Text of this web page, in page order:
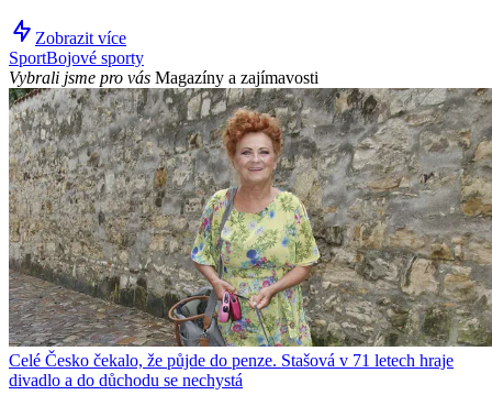
Zobrazit více
SportBojové sporty
Vybrali jsme pro vás Magazíny a zajímavosti
Celé Česko čekalo, že půjde do penze. Stašová v 71 letech hraje
divadlo a do důchodu se nechystá